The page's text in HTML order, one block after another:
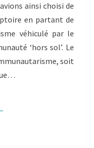
ainsi choisi de
en partant de
véhiculé par le
‘hors sol’. Le
soit
MORE